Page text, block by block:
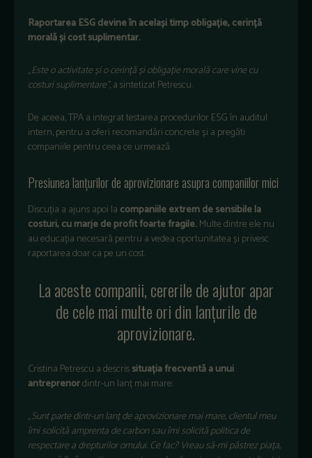
Raportarea ESG devineîn același timp obligație, cerință
morală și cost suplimentar.
„Este o activitateși o cerință și obligație morală care vine cu
costuri suplimentare”, a sintetizat Petrescu.
De aceea, TPA a integrat testarea procedurilor ESGîn auditul
intern, pentru a oferi recomandări concrete și a pregăti
companiile pentru ceea ce urmează.
Presiunea lanțurilor de aprovizionare asupra companiilor mici
Discuția a ajuns apoi la companiile extrem de sensibile la
costuri, cu marje de profit foarte fragile.Multe dintre ele nu
au educația necesară pentru a vedea oportunitatea și privesc
raportarea doar ca pe un cost.
La aceste companii, cererile de ajutor apar
de cele mai multe ori din lanțurile de
aprovizionare.
Cristina Petrescu a descrissituația frecventă a unui
antreprenordintr-un lanț mai mare:
„Sunt parte dintr-un lanț de aprovizionare mai mare, clientul meu
îmi solicită amprenta de carbon sauîmi solicită politica de
respectare a drepturilor omului. Ce fac? Vreau să-mi păstrez piața,